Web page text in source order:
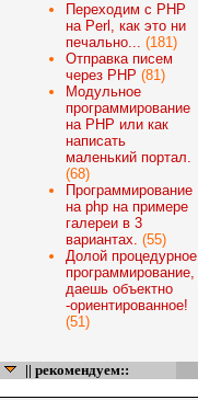
Переходим с PHP
на Perl, как это ни
печально... (181)
Отправка писем
через PHP (81)
Модульное
программирование
на PHP или как
написать
маленький портал.
(68)
Программирование
на php на примере
галереи в 3
вариантах. (55)
Долой процедурное
программирование,
даешь объектно
-ориентированное!
(51)
|| рекомендуем::